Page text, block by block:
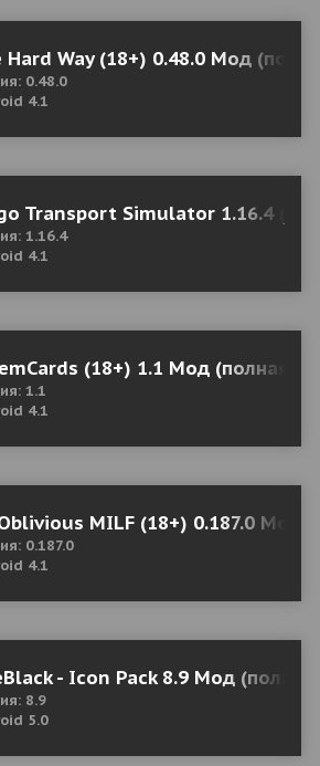
Hard Way (18+) 0.48.0 Мод
0.48.0
4.1
Transport Simulator 1.16.4
1.16.4
4.1
(18+) 1.1 Мод (полная
1.1
4.1
MILF (18+) 0.187.0 Мод
0.187.0
4.1
- Icon Pack 8.9 Мод (полная
8.9
5.0